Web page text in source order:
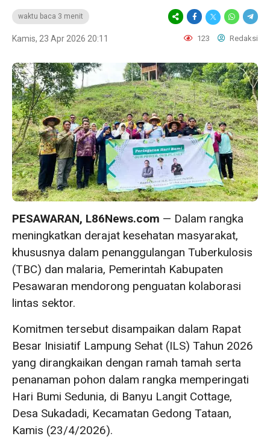
waktu baca 3 menit
Kamis, 23 Apr 2026 20:11 123 Redaksi
PESAWARAN, L86News.com — Dalam rangka
meningkatkan derajat kesehatan masyarakat,
khususnya dalam penanggulangan Tuberkulosis
(TBC) dan malaria, Pemerintah Kabupaten
Pesawaran mendorong penguatan kolaborasi
lintas sektor.
Komitmen tersebut disampaikan dalam Rapat
Besar Inisiatif Lampung Sehat (ILS) Tahun 2026
yang dirangkaikan dengan ramah tamah serta
penanaman pohon dalam rangka memperingati
Hari Bumi Sedunia, di Banyu Langit Cottage,
Desa Sukadadi, Kecamatan Gedong Tataan,
Kamis (23/4/2026).